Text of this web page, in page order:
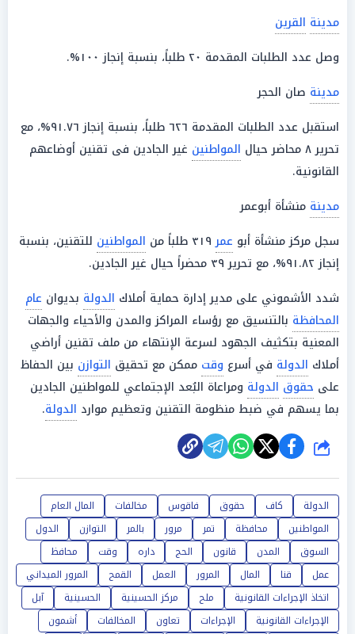
مدينة القرين
وصل عدد الطلبات المقدمة ٢٠ طلباً، بنسبة إنجاز ١٠٠%.
مدينة صان الحجر
استقبل عدد الطلبات المقدمة ٦٢٦ طلباً، بنسبة إنجاز ٩١.٧٦%، مع
تحرير ٨ محاضر حيال
المواطنين غير الجادين فى تقنين أوضاعهم
القانونية.
مدينة منشأة أبوعمر
سجل مركز منشأة أبو عمر٣١٩ طلباً من المواطنين للتقنين، بنسبة
إنجاز ٩١.٨٢%، مع تحرير ٣٩ محضراً حيال غير الجادين.
شدد الأشموني على مدير إدارة حماية أملاك الدولة بديوان عام
المحافظة بالتنسيق مع رؤساء المراكز والمدن والأحياء والجهات
المعنية بتكثيف الجهود لسرعة الإنتهاء من ملف تقنين أراضي
أملاك الدولة في أسرع وقت ممكن مع تحقيق التوازن بين الحفاظ
على حقوق الدولة ومراعاة البُعد الإجتماعي للمواطنين الجادين
بما يسهم في ضبط منظومة التقنين وتعظيم موارد الدولة.
شارك
الدولة كاف حقوق فاقوس مخالفات
المال العام
المواطنين
محافظة تمر مرور بالمر التوازن
الدول
السوق
المدن قانون الحج داره وقت
محافظ
عمل
قنا المال المرور العمل القمح
المرور الميداني
اتخاذ الإجراءات القانونية
ملح مركز الحسينية الحسينية
آبل
الإجراءات القانونية
الإجراءات تعاون المخالفات
أشمون